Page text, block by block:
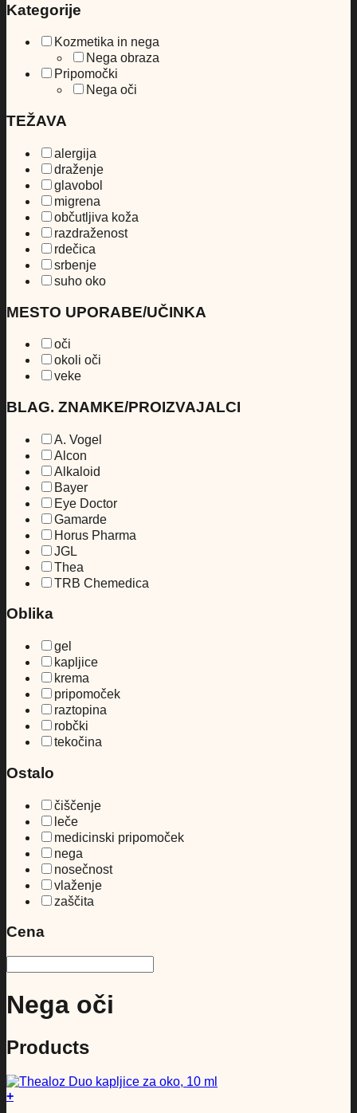
Kategorije
Kozmetika in nega
Nega obraza
Pripomočki
Nega oči
TEŽAVA
alergija
draženje
glavobol
migrena
občutljiva koža
razdraženost
rdečica
srbenje
suho oko
MESTO UPORABE/UČINKA
oči
okoli oči
veke
BLAG. ZNAMKE/PROIZVAJALCI
A. Vogel
Alcon
Alkaloid
Bayer
Eye Doctor
Gamarde
Horus Pharma
JGL
Thea
TRB Chemedica
Oblika
gel
kapljice
krema
pripomoček
raztopina
robčki
tekočina
Ostalo
čiščenje
leče
medicinski pripomoček
nega
nosečnost
vlaženje
zaščita
Cena
Nega oči
Products
+